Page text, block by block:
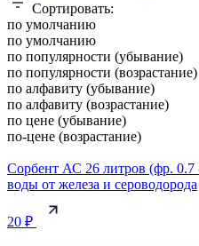
Сортировать:
по умолчанию
по умолчанию
по популярности (убывание)
по популярности (возрастание)
по алфавиту (убывание)
по алфавиту (возрастание)
по цене (убывание)
по-цене (возрастание)
Сорбент АС 26 литров (фр. 0.7
воды от железа и сероводорода
20 ₽